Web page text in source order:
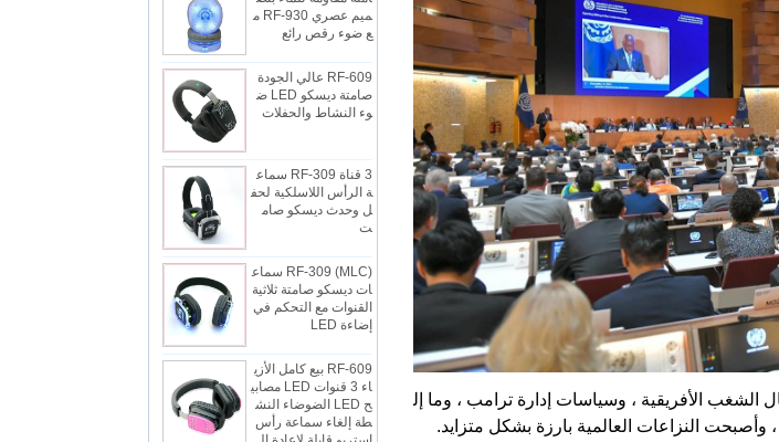
ع ضوء رقص رائع
وء النشاط والحفلات
ة الرأس اللاسلكية لحف
ل وحدث ديسكو صام
ت
ات ديسكو صامتة ثلاثية
القنوات مع التحكم في
إضاءة LED
اء 3 قنوات LED مصابي
ح LED الضوضاء النش
طة إلغاء سماعة رأس
استريو قابلة لإعادة ال
شحن للحفلات الصامت
الشغب الأفريقية ، وسياسات إدارة ترامب ، وما إل
النزاعات العالمية بارزة بشكل متزايد.